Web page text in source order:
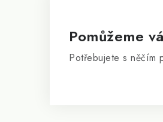
Pomůžeme
Potřebujete s něčím